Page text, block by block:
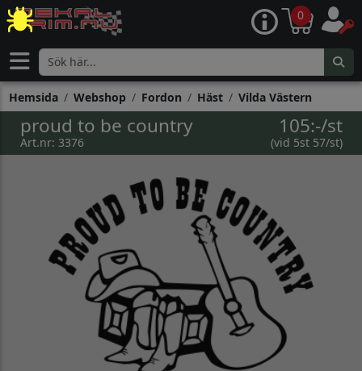
0
Hemsida Webshop Fordon Häst Vilda Västern
proud to be country
Art.nr: 3376
105:-/st
(vid 5st 57/st)